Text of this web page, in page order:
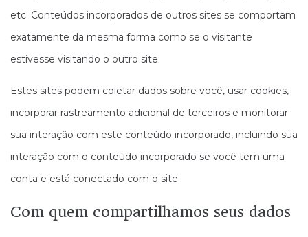
etc. Conteúdos incorporados de outros sites se comportam
exatamente da mesma forma como se o visitante
estivesse visitando o outro site.
Estes sites podem coletar dados sobre você, usar cookies,
incorporar rastreamento adicional de terceiros e monitorar
sua interação com este conteúdo incorporado, incluindo sua
interação com o conteúdo incorporado se você tem uma
conta e está conectado com o site.
Com quem compartilhamos seus dados